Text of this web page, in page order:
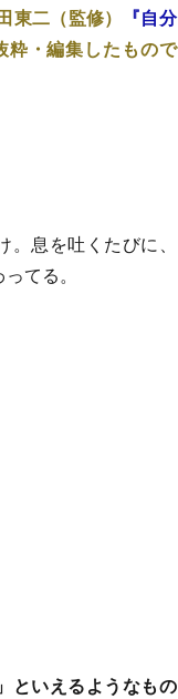
二（監修）
『自分
粋・編集したもので
息を吐くたびに、
てる。
といえるようなもの